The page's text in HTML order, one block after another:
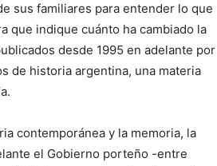
sus familiares para entender lo que
que indique cuánto ha cambiado la
desde 1995 en adelante por
de historia argentina, una materia
contemporánea y la memoria, la
el Gobierno porteño -entre